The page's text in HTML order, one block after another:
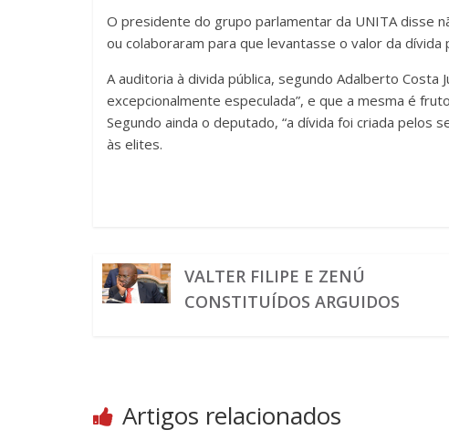
O presidente do grupo parlamentar da UNITA disse
ou colaboraram para que levantasse o valor da
A auditoria à divida pública, segundo Adalberto Costa
excepcionalmente especulada”, e que a mesma é
Segundo ainda o deputado, “a dívida foi criada pelos
às elites.
VALTER FILIPE E ZENÚ
CONSTITUÍDOS ARGUIDOS
Artigos relacionados